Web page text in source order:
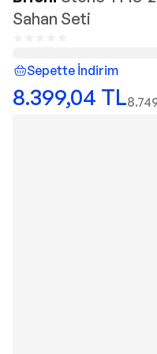
Sahan Seti
Sepette İndirim
8.399,04 TL